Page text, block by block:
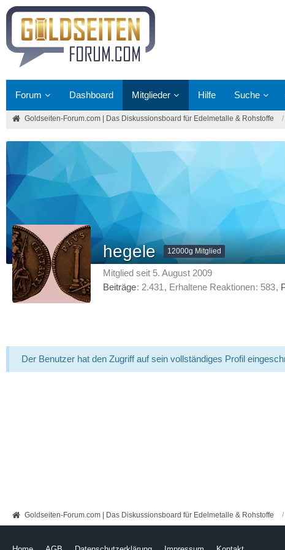
Forum Dashboard Mitglieder Hilfe Suche
Goldseiten-Forum.com | Das Diskussionsboard für Edelmetalle & Rohstoffe
Goldseiten-Forum.com | Das Diskussionsboard für Edelmetalle & Rohstoffe
hegele 12000g Mitglied
Mitglied seit 5. August 2009
Beiträge 2.431 Erhaltene Reaktionen 583
Der Benutzer hat den Zugriff auf sein vollständiges Profil